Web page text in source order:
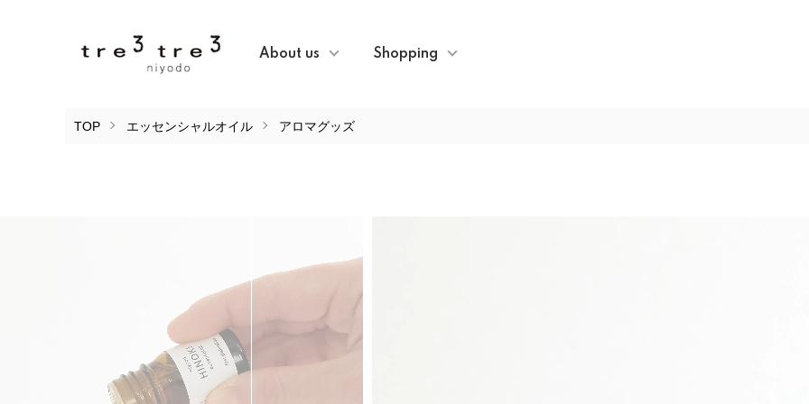
About us Shopping
TOP エッセンシャルオイル アロマグッズ